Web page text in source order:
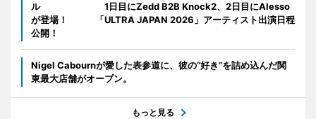
ル 1日目にZedd B2B Knock2、2日目にAlesso
が登場！ 「ULTRA JAPAN 2026」アーティスト出演日程
公開！
Nigel Cabournが愛した表参道に、彼の“好き”を詰め込んだ関
東最大店舗がオープン。
もっと見る